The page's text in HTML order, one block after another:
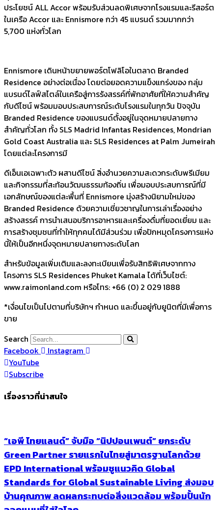
ประโยชน์ ALL Accor พร้อมรับส่วนลดพิเศษจากโรงแรมและรีสอร์ต
ในเครือ Accor และ Ennismore กว่า 45 แบรนด์ รวมมากกว่า
5,700 แห่งทั่วโลก
Ennismore เดินหน้าขยายพอร์ตโฟลิโอในตลาด Branded
Residence อย่างต่อเนื่อง โดยต่อยอดความแข็งแกร่งของ กลุ่ม
แบรนด์ไลฟ์สไตล์ในเครือสู่การรังสรรค์ที่พักอาศัยที่ให้ความสำคัญ
กับดีไซน์ พร้อมมอบประสบการณ์ระดับโรงแรมในทุกวัน ปัจจุบัน
Branded Residence ของแบรนด์ตั้งอยู่ในจุดหมายปลายทาง
สำคัญทั่วโลก ทั้ง SLS Madrid Infantas Residences, Mondrian
Gold Coast Australia และ SLS Residences at Palm Jumeirah
โดยแต่ละโครงการมี
ดีเอ็นเอเฉพาะตัว ผสานดีไซน์ สิ่งอำนวยความสะดวกระดับพรีเมียม
และกิจกรรมที่สะท้อนวัฒนธรรมท้องถิ่น เพื่อมอบประสบการณ์ที่มี
เอกลักษณ์ของแต่ละพื้นที่ Ennismore มุ่งสร้างนิยามใหม่ของ
Branded Residence ด้วยความเชี่ยวชาญในการเล่าเรื่องอย่าง
สร้างสรรค์ การนำเสนอบริการอาหารและเครื่องดื่มที่ยอดเยี่ยม และ
การสร้างชุมชนที่ทำให้ทุกคนได้มีส่วนร่วม เพื่อปักหมุดโครงการแห่ง
นี้ให้เป็นอีกหนึ่งจุดหมายปลายทางระดับโลก
สำหรับข้อมูลเพิ่มเติมและลงทะเบียนเพื่อรับสิทธิพิเศษจากทาง
โครงการ SLS Residences Phuket Kamala ได้ที่เว็บไซต์:
www.raimonland.com หรือโทร: +66 (0) 2 029 1888
*เงื่อนไขเป็นไปตามที่บริษัทฯ กำหนด และขึ้นอยู่กับยูนิตที่มีเพื่อการ
ขาย
Search
Facebook
Instagram
YouTube
Subscribe
เรื่องราวที่น่าสนใจ
“เอพี ไทยแลนด์” จับมือ “นิปปอนเพนต์” ยกระดับ
Green Partner รายแรกในไทยสู่มาตรฐานโลกด้วย
EPD International พร้อมชูแนวคิด Global
Standards for Global Sustainable Living ส่งมอบ
บ้านคุณภาพ ลดผลกระทบต่อสิ่งแวดล้อม พร้อมปั้นนัก